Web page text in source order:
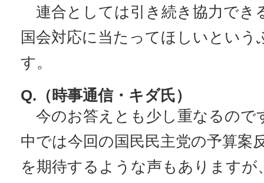
連合としては引き続き協力でき
国会対応に当たってほしいという
す。
Q.（時事通信・キダ氏）
今のお答えとも少し重なるので
中では今回の国民民主党の予算案
を期待するような声もありますが